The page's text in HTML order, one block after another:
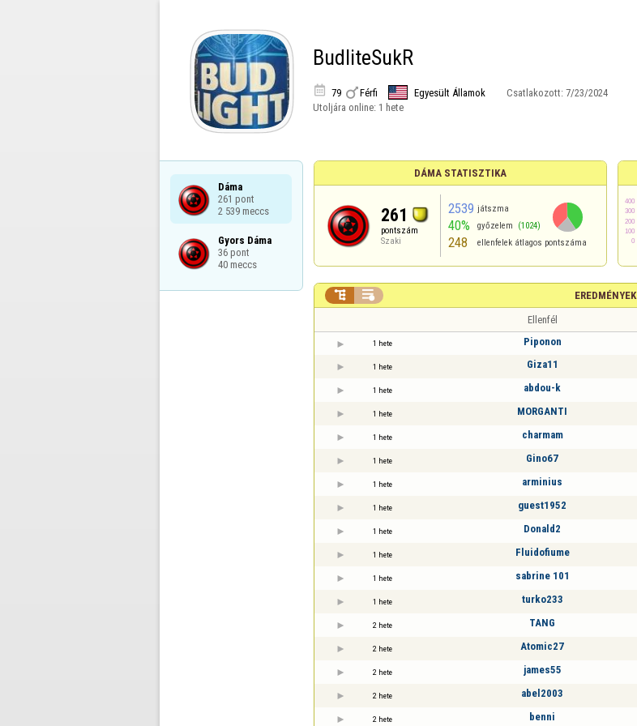
BudliteSukR
 79 Férfi Egyesült Államok Csatlakozott: 7/23/2024
Utoljára online: 1 hete
Dáma
261 pont
2 539 meccs
Gyors Dáma
36 pont
40 meccs
DÁMA STATISZTIKA
261
pontszám
Szaki
2539 játszma
40% győzelem (1024)
248 ellenfelek átlagos pontszáma
EREDMÉNYEK
 
Ellenfél
1 hete Piponon
1 hete Giza11
1 hete abdou-k
1 hete MORGANTI
1 hete charmam
1 hete Gino67
1 hete arminius
1 hete guest1952
1 hete Donald2
1 hete Fluidofiume
1 hete sabrine 101
1 hete turko233
2 hete TANG
2 hete Atomic27
2 hete james55
2 hete abel2003
2 hete benni